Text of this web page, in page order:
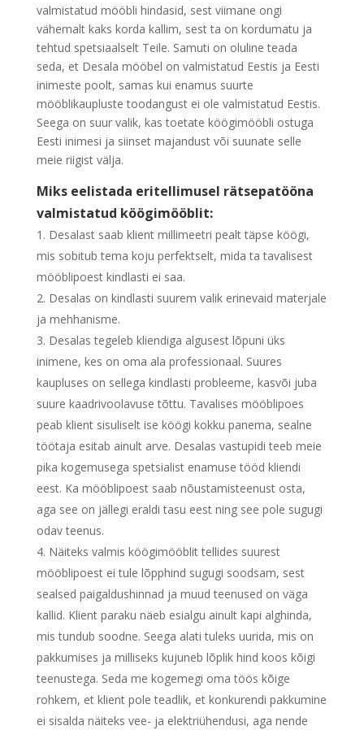
valmistatud mööbli hindasid, sest viimane ongi
vähemalt kaks korda kallim, sest ta on kordumatu ja
tehtud spetsiaalselt Teile. Samuti on oluline teada
seda, et Desala mööbel on valmistatud Eestis ja Eesti
inimeste poolt, samas kui enamus suurte
mööblikaupluste toodangust ei ole valmistatud Eestis.
Seega on suur valik, kas toetate köögimööbli ostuga
Eesti inimesi ja siinset majandust või suunate selle
meie riigist välja.
Miks eelistada eritellimusel rätsepatööna
valmistatud köögimööblit:
Desalast saab klient millimeetri pealt täpse köögi,
mis sobitub tema koju perfektselt, mida ta tavalisest
mööblipoest kindlasti ei saa.
Desalas on kindlasti suurem valik erinevaid materjale
ja mehhanisme.
Desalas tegeleb kliendiga algusest lõpuni üks
inimene, kes on oma ala professionaal. Suures
kaupluses on sellega kindlasti probleeme, kasvõi juba
suure kaadrivoolavuse tõttu. Tavalises mööblipoes
peab klient sisuliselt ise köögi kokku panema, sealne
töötaja esitab ainult arve. Desalas vastupidi teeb meie
pika kogemusega spetsialist enamuse tööd kliendi
eest. Ka mööblipoest saab nõustamisteenust osta,
aga see on jällegi eraldi tasu eest ning see pole sugugi
odav teenus.
Näiteks valmis köögimööblit tellides suurest
mööblipoest ei tule lõpphind sugugi soodsam, sest
sealsed paigaldushinnad ja muud teenused on väga
kallid. Klient paraku näeb esialgu ainult kapi alghinda,
mis tundub soodne. Seega alati tuleks uurida, mis on
pakkumises ja milliseks kujuneb lõplik hind koos kõigi
teenustega. Seda me kogemegi oma töös kõige
rohkem, et klient pole teadlik, et konkurendi pakkumine
ei sisalda näiteks vee- ja elektriühendusi, aga nende